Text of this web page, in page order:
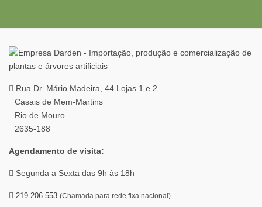
Rua Dr. Mário Madeira, 44 Lojas 1 e 2
Casais de Mem-Martins
Rio de Mouro
2635-188
Agendamento de visita:
Segunda a Sexta das 9h às 18h
219 206 553 (Chamada para rede fixa nacional)